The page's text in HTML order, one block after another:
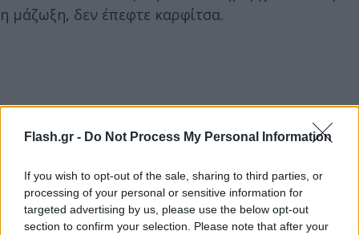
Flash.gr - Do Not Process My Personal Information
If you wish to opt-out of the sale, sharing to third parties, or
processing of your personal or sensitive information for
targeted advertising by us, please use the below opt-out
section to confirm your selection. Please note that after your
η μάζωξη, δεν έπεφτε καρφίτσα.